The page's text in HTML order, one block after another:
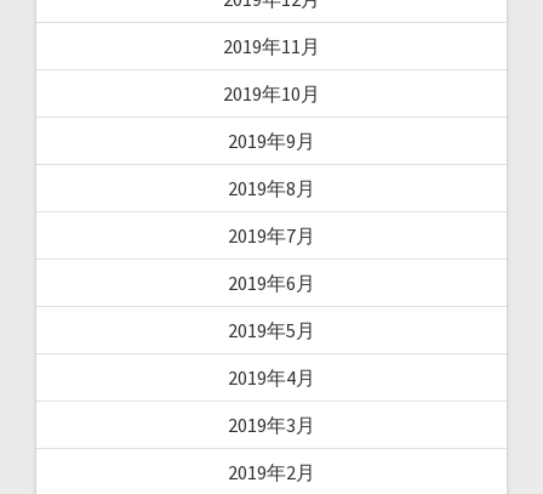
2019年11月
2019年10月
2019年9月
2019年8月
2019年7月
2019年6月
2019年5月
2019年4月
2019年3月
2019年2月